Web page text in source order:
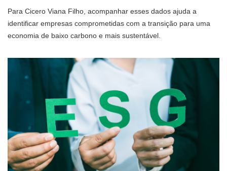
Para Cicero Viana Filho, acompanhar esses dados ajuda a
identificar empresas comprometidas com a transição para uma
economia de baixo carbono e mais sustentável.